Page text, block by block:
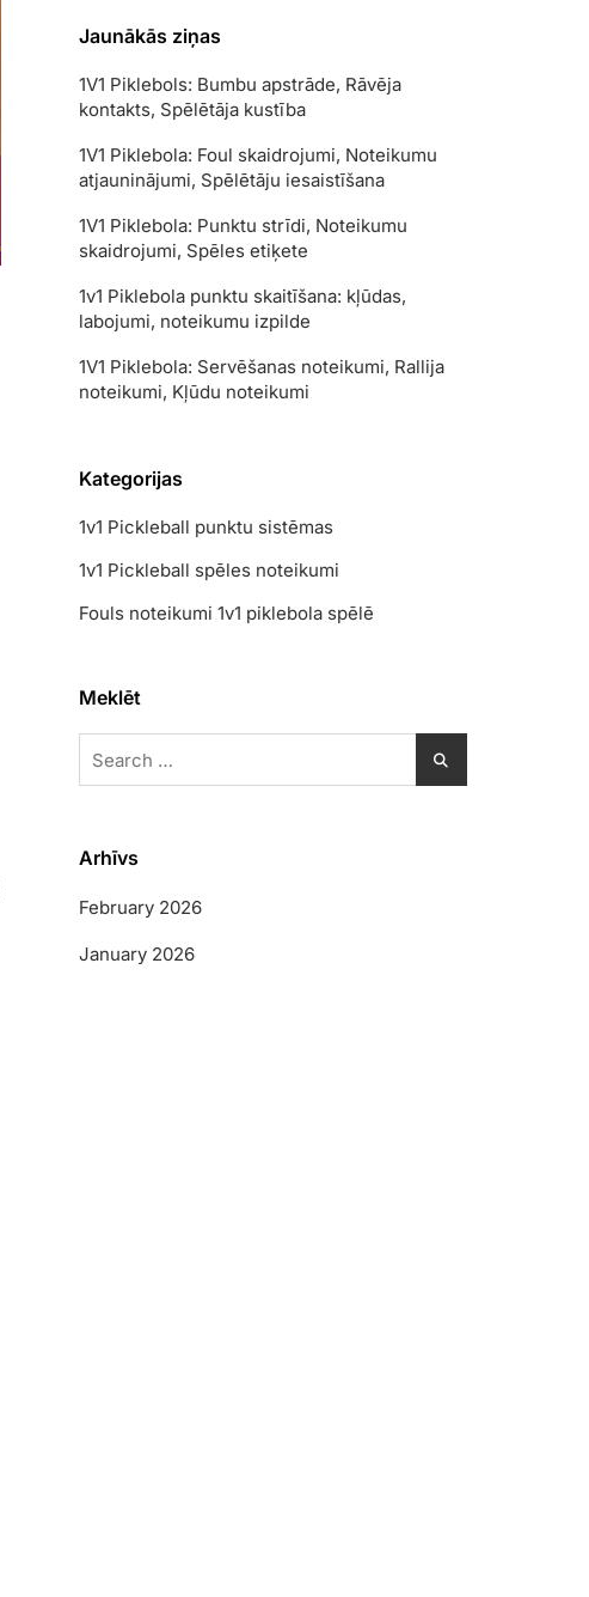
Jaunākās ziņas
1V1 Piklebols: Bumbu apstrāde, Rāvēja
kontakts, Spēlētāja kustība
1V1 Piklebola: Foul skaidrojumi, Noteikumu
atjauninājumi, Spēlētāju iesaistīšana
1V1 Piklebola: Punktu strīdi, Noteikumu
skaidrojumi, Spēles etiķete
1v1 Piklebola punktu skaitīšana: kļūdas,
labojumi, noteikumu izpilde
1V1 Piklebola: Servēšanas noteikumi, Rallija
noteikumi, Kļūdu noteikumi
Kategorijas
1v1 Pickleball punktu sistēmas
1v1 Pickleball spēles noteikumi
Fouls noteikumi 1v1 piklebola spēlē
Meklēt
for:
Arhīvs
February 2026
January 2026